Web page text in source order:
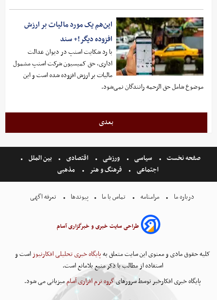
این‌هم یک مورد مالیات بر ارزش
افزوده دیگر!+ سند
با رد شکایت اسنپ در دیوان عدالت
اداری، حق کمیسیون شرکت اسنپ مشمول
مالیات بر ارزش افزوده شده است و این
موضوع شامل حق الزحمه رانندگان نمی‌شود.
بعدی
صفحه نخست سیاسی ورزشی اقتصادی
بین الملل
اجتماعی
فرهنگ و هنر مذهبی
درباره ما مرامنامه تماس با ما پیوندها تعرفه اگهی
طراحی سایت خبری و خبرگزاری آسام
کلیه حقوق مادی و معنوی این سایت متعلق بهپایگاه خبری تحلیلی افکارنیوزاست و
استفاده از مطالب با ذکر منبع بلامانع است.
پایگاه خبری افکارخبر توسط سرورهایگروه نرم افزاری آساممیزبانی می شود.